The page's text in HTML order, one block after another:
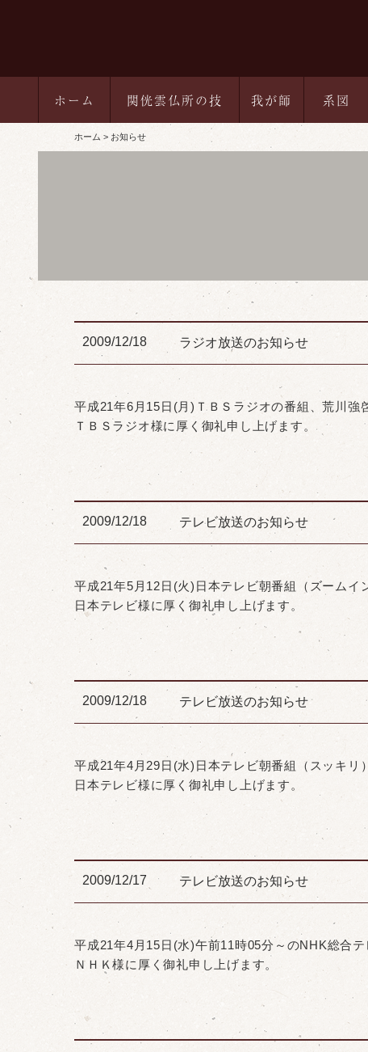
ホーム 関侊雲仏所の技 我が師 系図
ホーム お知らせ
2009/12/18 ラジオ放送のお知らせ
平成21年6月15日(月)ＴＢＳラジオの番組、荒川強
ＴＢＳラジオ様に厚く御礼申し上げます。
2009/12/18 テレビ放送のお知らせ
平成21年5月12日(火)日本テレビ朝番組（ズームイ
日本テレビ様に厚く御礼申し上げます。
2009/12/18 テレビ放送のお知らせ
平成21年4月29日(水)日本テレビ朝番組（スッキリ
日本テレビ様に厚く御礼申し上げます。
2009/12/17 テレビ放送のお知らせ
平成21年4月15日(水)午前11時05分～のNHK総合
ＮＨＫ様に厚く御礼申し上げます。